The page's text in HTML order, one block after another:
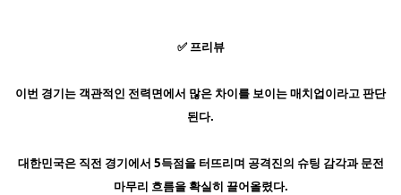
✅ 프리뷰
이번 경기는 객관적인 전력면에서 많은 차이를 보이는 매치업이라고 판단
된다.
대한민국은 직전 경기에서 5득점을 터뜨리며 공격진의 슈팅 감각과 문전
마무리 흐름을 확실히 끌어올렸다.